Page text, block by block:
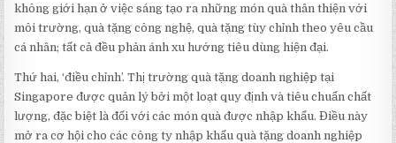
không giới hạn ở việc sáng tạo ra những món quà thân thiện với
môi trường, quà tặng công nghệ, quà tặng tùy chỉnh theo yêu cầu
cá nhân; tất cả đều phản ánh xu hướng tiêu dùng hiện đại.
Thứ hai, ‘điều chỉnh’. Thị trường quà tặng doanh nghiệp tại
Singapore được quản lý bởi một loạt quy định và tiêu chuẩn chất
lượng, đặc biệt là đối với các món quà được nhập khẩu. Điều này
mở ra cơ hội cho các công ty nhập khẩu quà tặng doanh nghiệp